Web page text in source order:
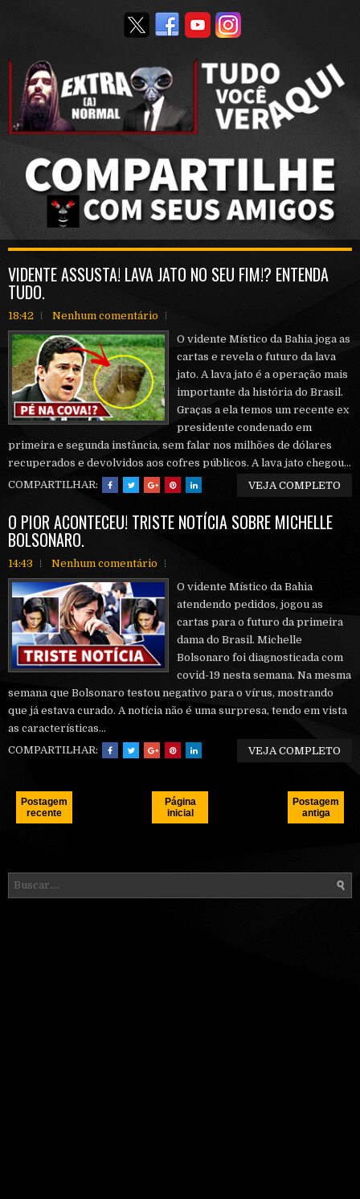
VIDENTE ASSUSTA! LAVA JATO NO SEU FIM!? ENTENDA
TUDO.
18:42
Nenhum comentário
O vidente Místico da Bahia joga as
cartas e revela o futuro da lava
jato. A lava jato é a operação mais
importante da história do Brasil.
Graças a ela temos um recente ex
presidente condenado em
primeira e segunda instância, sem falar nos milhões de dólares
recuperados e devolvidos aos cofres públicos. A lava jato chegou...
COMPARTILHAR:
VEJA COMPLETO
O PIOR ACONTECEU! TRISTE NOTÍCIA SOBRE MICHELLE
BOLSONARO.
14:43
Nenhum comentário
O vidente Místico da Bahia
atendendo pedidos, jogou as
cartas para o futuro da primeira
dama do Brasil. Michelle
Bolsonaro foi diagnosticada com
covid-19 nesta semana. Na mesma
semana que Bolsonaro testou negativo para o vírus, mostrando
que já estava curado. A notícia não é uma surpresa, tendo em vista
as características...
COMPARTILHAR:
VEJA COMPLETO
Postagem
recente
Postagem
antiga
Página
inicial